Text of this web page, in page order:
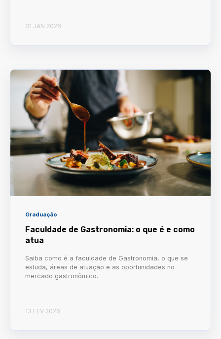
31 JAN 2026
Graduação
Faculdade de Gastronomia: o que é e como
atua
Saiba como é a faculdade de Gastronomia, o que se
estuda, áreas de atuação e as oportunidades no
mercado gastronômico.
13 FEV 2026